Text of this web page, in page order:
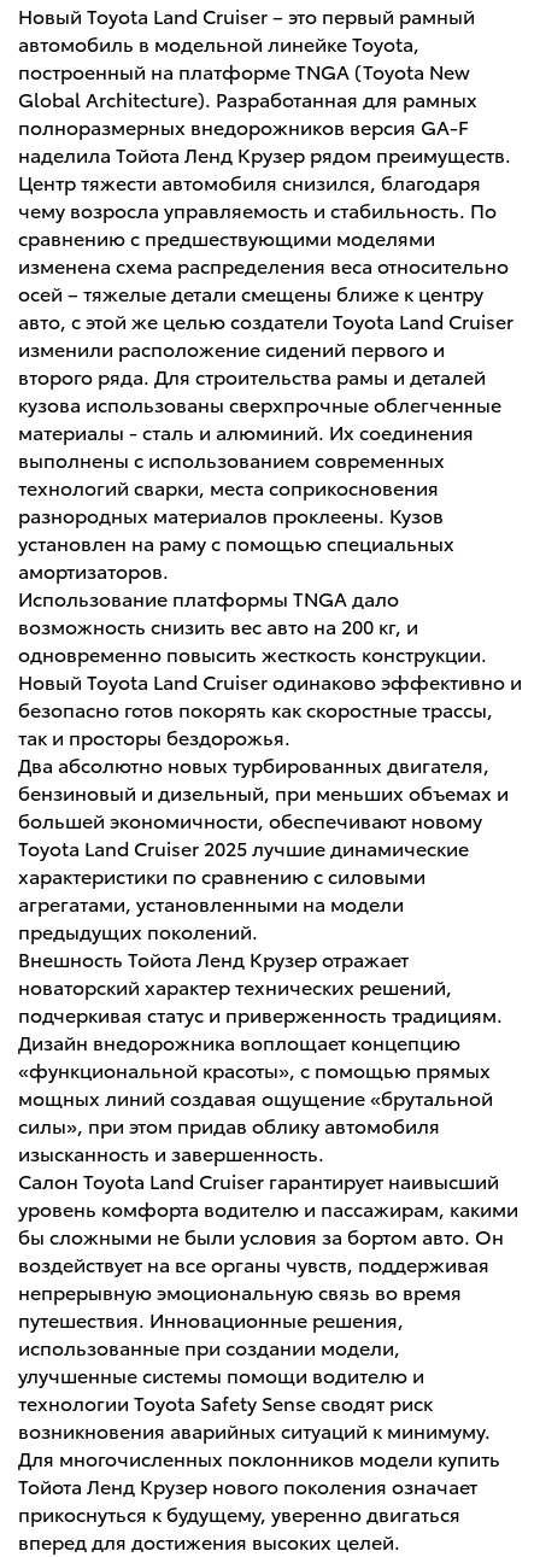
Новый Toyota Land Cruiser – это первый рамный
автомобиль в модельной линейке Toyota,
построенный на платформе TNGA (Toyota New
Global Architecture). Разработанная для рамных
полноразмерных внедорожников версия GA-F
наделила Тойота Ленд Крузер рядом преимуществ.
Центр тяжести автомобиля снизился, благодаря
чему возросла управляемость и стабильность. По
сравнению с предшествующими моделями
изменена схема распределения веса относительно
осей – тяжелые детали смещены ближе к центру
авто, с этой же целью создатели Toyota Land Cruiser
изменили расположение сидений первого и
второго ряда. Для строительства рамы и деталей
кузова использованы сверхпрочные облегченные
материалы - сталь и алюминий. Их соединения
выполнены с использованием современных
технологий сварки, места соприкосновения
разнородных материалов проклеены. Кузов
установлен на раму с помощью специальных
амортизаторов.
Использование платформы TNGA дало
возможность снизить вес авто на 200 кг, и
одновременно повысить жесткость конструкции.
Новый Toyota Land Cruiser одинаково эффективно и
безопасно готов покорять как скоростные трассы,
так и просторы бездорожья.
Два абсолютно новых турбированных двигателя,
бензиновый и дизельный, при меньших объемах и
большей экономичности, обеспечивают новому
Toyota Land Cruiser 2025 лучшие динамические
характеристики по сравнению с силовыми
агрегатами, установленными на модели
предыдущих поколений.
Внешность Тойота Ленд Крузер отражает
новаторский характер технических решений,
подчеркивая статус и приверженность традициям.
Дизайн внедорожника воплощает концепцию
«функциональной красоты», с помощью прямых
мощных линий создавая ощущение «брутальной
силы», при этом придав облику автомобиля
изысканность и завершенность.
Салон Toyota Land Cruiser гарантирует наивысший
уровень комфорта водителю и пассажирам, какими
бы сложными не были условия за бортом авто. Он
воздействует на все органы чувств, поддерживая
непрерывную эмоциональную связь во время
путешествия. Инновационные решения,
использованные при создании модели,
улучшенные системы помощи водителю и
технологии Toyota Safety Sense сводят риск
возникновения аварийных ситуаций к минимуму.
Для многочисленных поклонников модели купить
Тойота Ленд Крузер нового поколения означает
прикоснуться к будущему, уверенно двигаться
вперед для достижения высоких целей.